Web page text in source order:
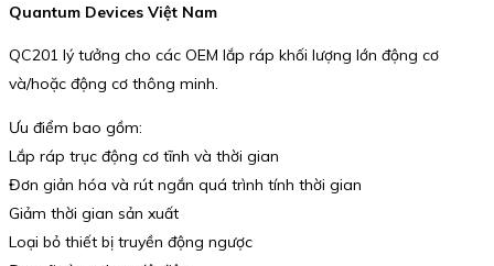
Quantum Devices Việt Nam
QC201 lý tưởng cho các OEM lắp ráp khối lượng lớn động cơ
và/hoặc động cơ thông minh.
Ưu điểm bao gồm:
Lắp ráp trục động cơ tĩnh và thời gian
Đơn giản hóa và rút ngắn quá trình tính thời gian
Giảm thời gian sản xuất
Loại bỏ thiết bị truyền động ngược